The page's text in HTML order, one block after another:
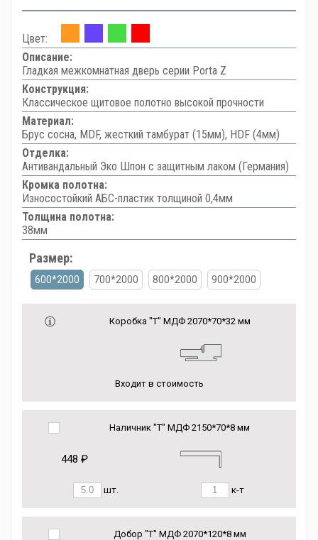
Цвет:
Описание:
Гладкая межкомнатная дверь серии Porta Z
Конструкция:
Классическое щитовое полотно высокой прочности
Материал:
Брус сосна, MDF, жесткий тамбурат (15мм), HDF (4мм)
Отделка:
Антивандальный Эко Шпон с защитным лаком (Германия)
Кромка полотна:
Износостойкий АБС-пластик толщиной 0,4мм
Толщина полотна:
38мм
Размер:
600*2000 700*2000 800*2000 900*2000
Коробка "Т" МДФ 2070*70*32 мм
Входит в стоимость
Наличник "Т" МДФ 2150*70*8 мм
448 ₽
шт. к-т
Добор "Т" МДФ 2070*120*8 мм